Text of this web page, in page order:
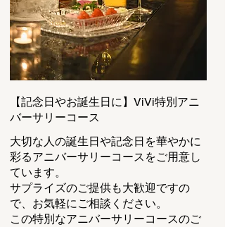
【記念日やお誕生日に】ViVi特別アニ
バーサリーコース
大切な人の誕生日や記念日を華やかに
彩るアニバーサリーコースをご用意し
ています。
サプライズのご提供も大歓迎ですの
で、お気軽にご相談ください。
この特別なアニバーサリーコースのご